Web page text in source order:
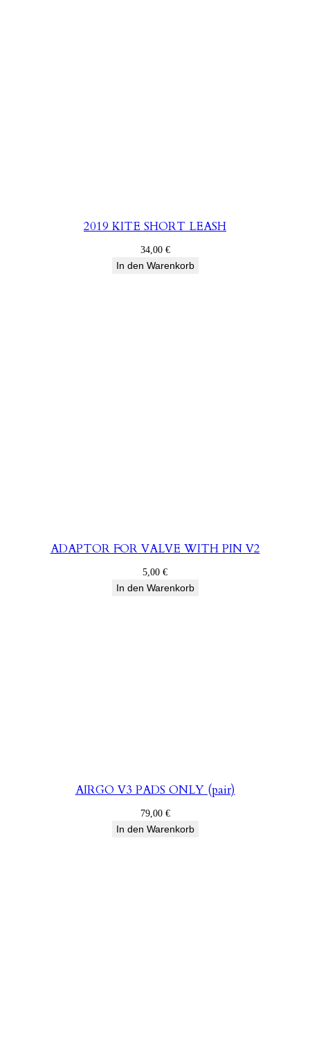
2019 KITE SHORT LEASH
34,00 €
In den Warenkorb
ADAPTOR FOR VALVE WITH PIN V2
5,00 €
In den Warenkorb
AIRGO V3 PADS ONLY (pair)
79,00 €
In den Warenkorb